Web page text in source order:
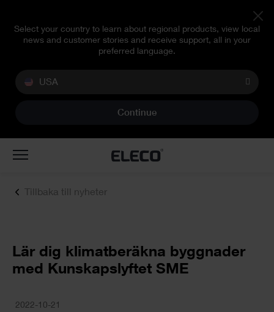
Select your country to learn about regional products, view local
news and customer stories and receive support, all in your
preferred language.
USA
Continue
Tillbaka till nyheter
Lär dig klimatberäkna byggnader
med Kunskapslyftet SME
2022-10-21
Toggle